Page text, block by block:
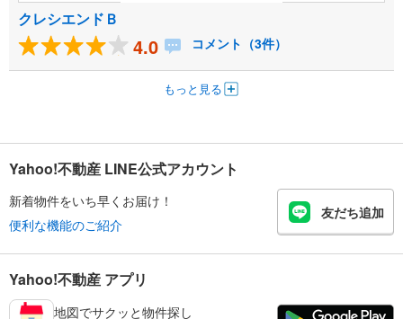
クレシエンドＢ
4.0 コメント（3件）
もっと見る
Yahoo!不動産 LINE公式アカウント
新着物件をいち早くお届け！
便利な機能のご紹介
友だち追加
Yahoo!不動産 アプリ
地図でサクッと物件探し